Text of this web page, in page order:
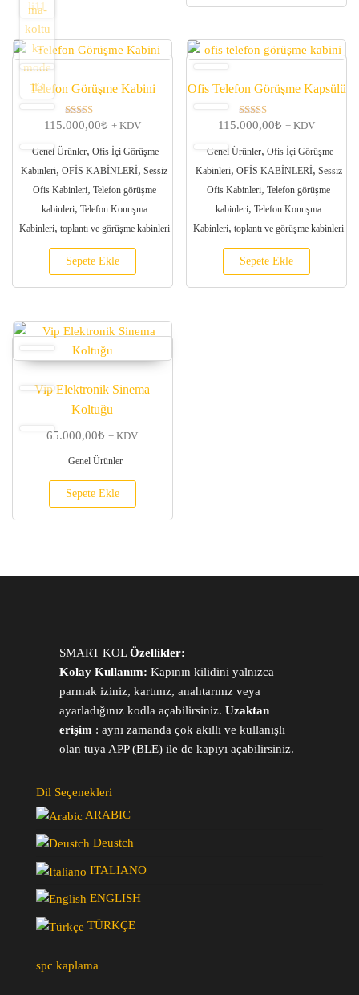
Telefon Görüşme Kabini
5 üzerinden
115.000,00₺ + KDV
Genel Ürünler, Ofis İçi Görüşme
Kabinleri, OFİS KABİNLERİ, Sessiz
Ofis Kabinleri, Telefon görüşme
kabinleri, Telefon Konuşma
Kabinleri, toplantı ve görüşme kabinleri
Sepete Ekle
Ofis Telefon Görüşme Kapsülü
5 üzerinden
115.000,00₺ + KDV
Genel Ürünler, Ofis İçi Görüşme
Kabinleri, OFİS KABİNLERİ, Sessiz
Ofis Kabinleri, Telefon görüşme
kabinleri, Telefon Konuşma
Kabinleri, toplantı ve görüşme kabinleri
Sepete Ekle
Vip Elektronik Sinema
Koltuğu
65.000,00₺ + KDV
Genel Ürünler
Sepete Ekle
SMART KOLÖzellikler:
Kolay Kullanım: Kapının kilidini yalnızca
parmak iziniz, kartınız, anahtarınız veya
ayarladığınız kodla açabilirsiniz. Uzaktan
erişim : aynı zamanda çok akıllı ve kullanışlı
olan tuya APP (BLE) ile de kapıyı açabilirsiniz.
Dil Seçenekleri
ARABIC
Deustch
ITALIANO
ENGLISH
TÜRKÇE
spc kaplama